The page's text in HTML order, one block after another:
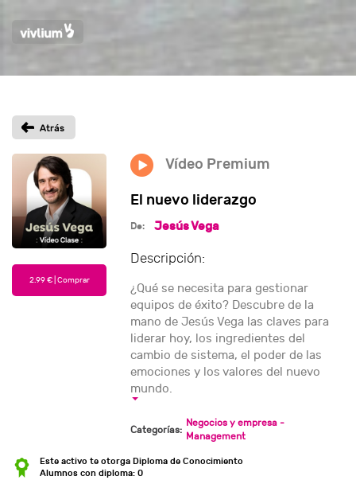
Vídeo Premium
El nuevo liderazgo
De: Jesús Vega
Descripción:
¿Qué se necesita para gestionar
equipos de éxito? Descubre de la
mano de Jesús Vega las claves para
liderar hoy, los ingredientes del
cambio de sistema, el poder de las
emociones y los valores del nuevo
mundo.
Categorías:
Negocios y empresa -
Management
Este activo te otorga Diploma de Conocimiento
Alumnos con diploma: 0